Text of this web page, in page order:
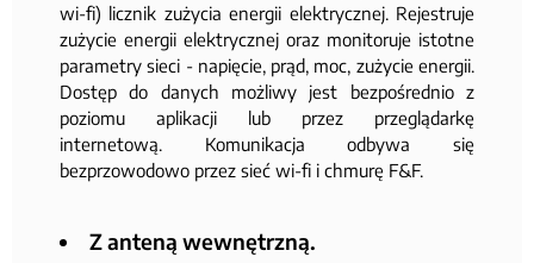
wi-fi) licznik zużycia energii elektrycznej. Rejestruje
zużycie energii elektrycznej oraz monitoruje istotne
parametry sieci - napięcie, prąd, moc, zużycie energii.
Dostęp do danych możliwy jest bezpośrednio z
poziomu aplikacji lub przez przeglądarkę
internetową. Komunikacja odbywa się
bezprzowodowo przez sieć wi-fi i chmurę F&F.
Z anteną wewnętrzną.